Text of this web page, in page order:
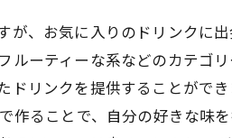
が、お気に入りのドリンクに
ルーティーな系などのカテゴ
ドリンクを提供することがで
作ることで、自分の好きな味